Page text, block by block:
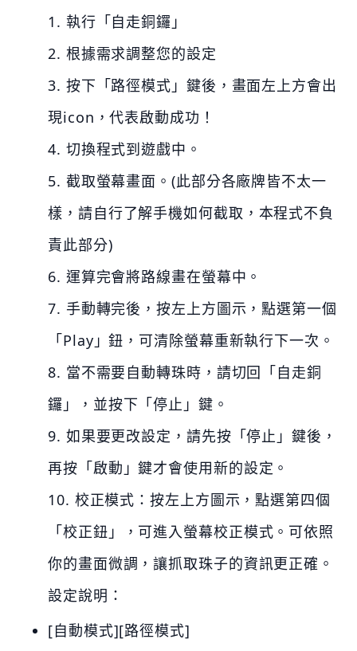
1. 執行「自走銅鑼」
2. 根據需求調整您的設定
3. 按下「路徑模式」鍵後，畫面左上方會出
現icon，代表啟動成功！
4. 切換程式到遊戲中。
5. 截取螢幕畫面。(此部分各廠牌皆不太一
樣，請自行了解手機如何截取，本程式不負
責此部分)
6. 運算完會將路線畫在螢幕中。
7. 手動轉完後，按左上方圖示，點選第一個
「Play」鈕，可清除螢幕重新執行下一次。
8. 當不需要自動轉珠時，請切回「自走銅
鑼」，並按下「停止」鍵。
9. 如果要更改設定，請先按「停止」鍵後，
再按「啟動」鍵才會使用新的設定。
10. 校正模式：按左上方圖示，點選第四個
「校正鈕」，可進入螢幕校正模式。可依照
你的畫面微調，讓抓取珠子的資訊更正確。
設定說明：
[自動模式][路徑模式]